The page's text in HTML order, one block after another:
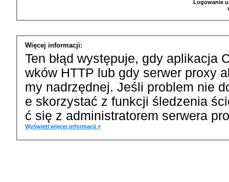
Logowanie
Więcej informacji:
Ten błąd występuje, gdy aplikacja
wków HTTP lub gdy serwer proxy
my nadrzędnej. Jeśli problem nie
e skorzystać z funkcji śledzenia
ć się z administratorem serwera
Wyświetl więcej informacji »